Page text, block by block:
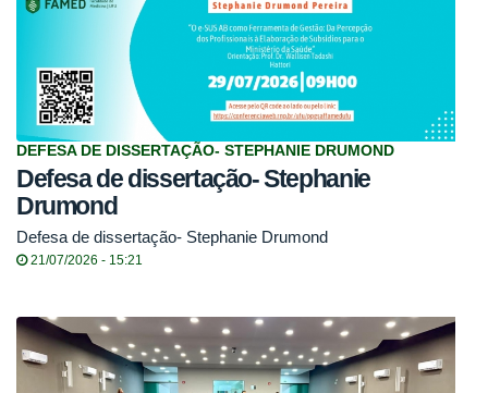
DEFESA DE DISSERTAÇÃO- STEPHANIE DRUMOND
Defesa de dissertação- Stephanie
Drumond
Defesa de dissertação- Stephanie Drumond
21/07/2026 - 15:21